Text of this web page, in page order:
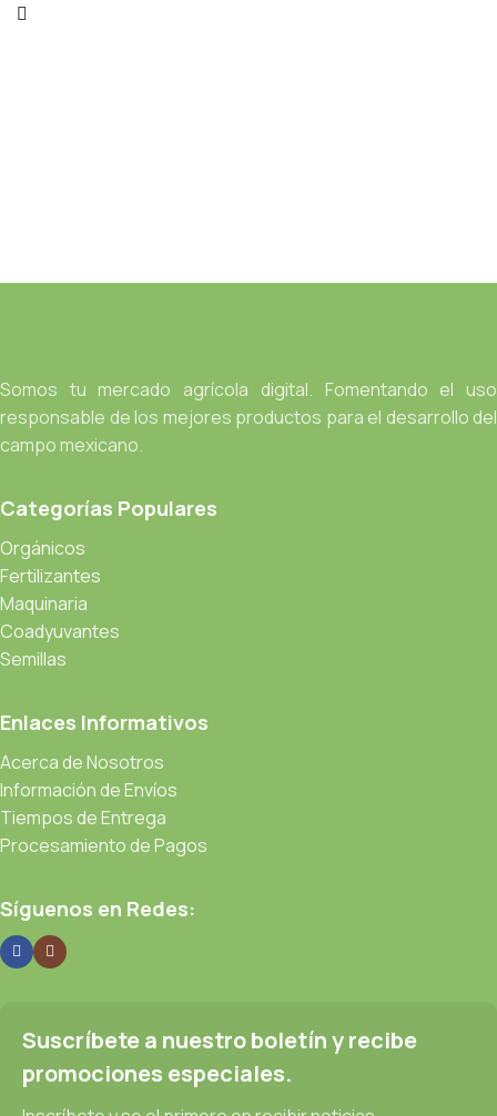
Somos tu mercado agrícola digital. Fomentando el uso
responsable de los mejores productos para el desarrollo del
campo mexicano.
Categorías Populares
Orgánicos
Fertilizantes
Maquinaria
Coadyuvantes
Semillas
Enlaces Informativos
Acerca de Nosotros
Información de Envíos
Tiempos de Entrega
Procesamiento de Pagos
Síguenos en Redes:
Suscríbete a nuestro boletín y recibe
promociones especiales.